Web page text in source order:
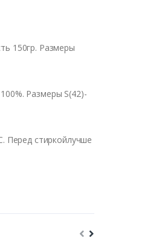
150гр. Размеры
Размеры S(42)-
Перед стиркойлучше